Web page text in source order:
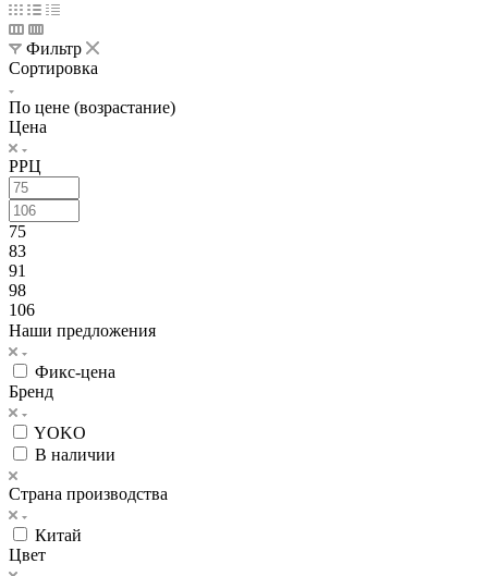
Фильтр
Сортировка
По цене (возрастание)
Цена
РРЦ
75
83
91
98
106
Наши предложения
Фикс-цена
Бренд
YOKO
В наличии
Страна производства
Китай
Цвет